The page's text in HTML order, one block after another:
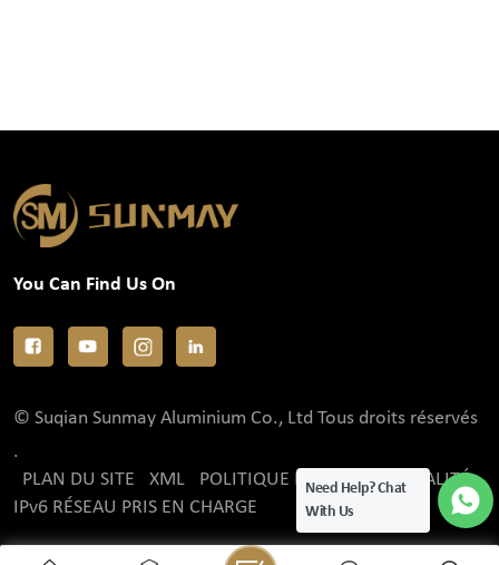
You Can Find Us On
© Suqian Sunmay Aluminium Co., Ltd Tous droits réservés
.
PLAN DU SITE
XML
POLITIQUE DE CONFIDENTIALITÉ
IPv6 RÉSEAU PRIS EN CHARGE
Need Help? Chat
With Us